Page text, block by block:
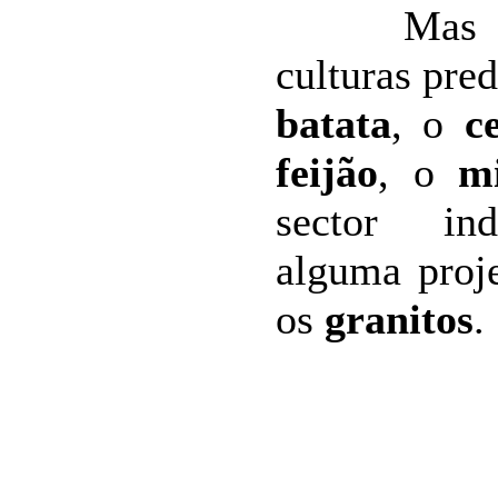
Mas
culturas
batata, o
feijão, o
sector
alguma
os granitos.